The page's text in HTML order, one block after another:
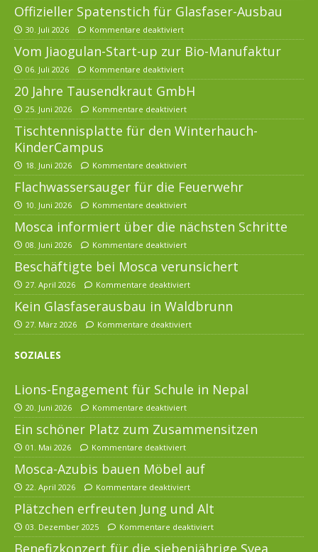
Offizieller Spatenstich für Glasfaser-Ausbau
30. Juli 2026 Kommentare deaktiviert
Vom Jiaogulan-Start-up zur Bio-Manufaktur
06. Juli 2026 Kommentare deaktiviert
20 Jahre Tausendkraut GmbH
25. Juni 2026 Kommentare deaktiviert
Tischtennisplatte für den Winterhauch-
KinderCampus
18. Juni 2026 Kommentare deaktiviert
Flachwassersauger für die Feuerwehr
10. Juni 2026 Kommentare deaktiviert
Mosca informiert über die nächsten Schritte
08. Juni 2026 Kommentare deaktiviert
Beschäftigte bei Mosca verunsichert
27. April 2026 Kommentare deaktiviert
Kein Glasfaserausbau in Waldbrunn
27. März 2026 Kommentare deaktiviert
SOZIALES
Lions-Engagement für Schule in Nepal
20. Juni 2026 Kommentare deaktiviert
Ein schöner Platz zum Zusammensitzen
01. Mai 2026 Kommentare deaktiviert
Mosca-Azubis bauen Möbel auf
22. April 2026 Kommentare deaktiviert
Plätzchen erfreuten Jung und Alt
03. Dezember 2025 Kommentare deaktiviert
Benefizkonzert für die siebenjährige Svea